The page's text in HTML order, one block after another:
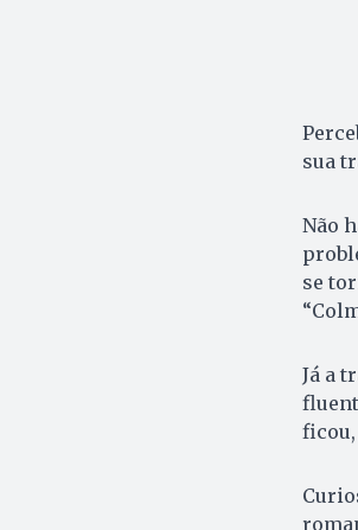
sua
Não
se
Já a
ficou,